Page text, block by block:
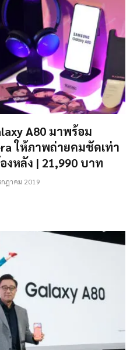
A80 มาพร้อม
ให้ภาพถ่ายคมชัดเท่า
หลัง | 21,990 บาท
กฎาคม 2019